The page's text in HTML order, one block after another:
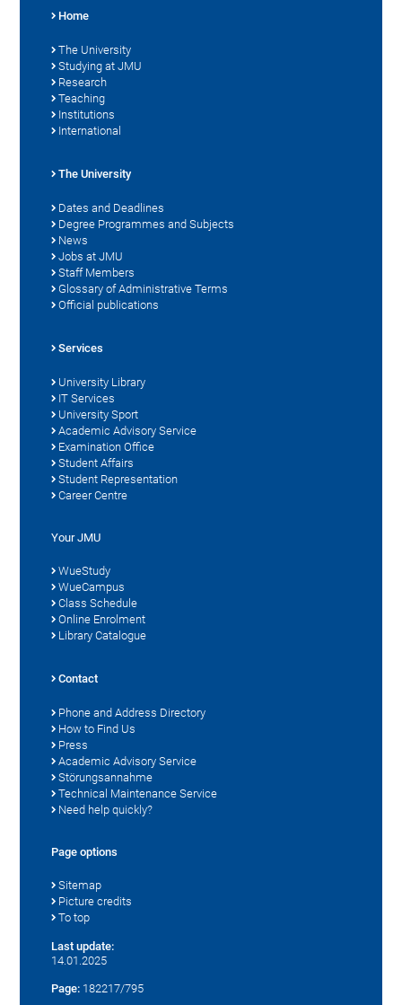
Home
The University
Studying at JMU
Research
Teaching
Institutions
International
The University
Dates and Deadlines
Degree Programmes and Subjects
News
Jobs at JMU
Staff Members
Glossary of Administrative Terms
Official publications
Services
University Library
IT Services
University Sport
Academic Advisory Service
Examination Office
Student Affairs
Student Representation
Career Centre
Your JMU
WueStudy
WueCampus
Class Schedule
Online Enrolment
Library Catalogue
Contact
Phone and Address Directory
How to Find Us
Press
Academic Advisory Service
Störungsannahme
Technical Maintenance Service
Need help quickly?
Page options
Sitemap
Picture credits
To top
Last update:
14.01.2025
Page: 182217/795